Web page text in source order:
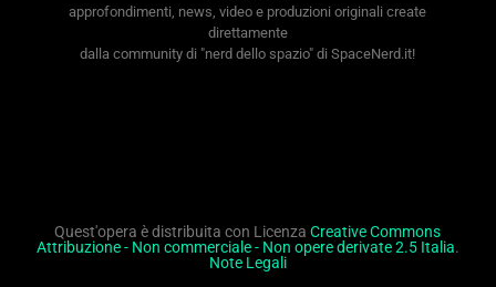
approfondimenti, news, video e produzioni originali create
direttamente
dalla community di "nerd dello spazio" di SpaceNerd.it!
Quest'opera è distribuita con LicenzaCreative Commons
Attribuzione - Non commerciale - Non opere derivate 2.5 Italia.
Note Legali